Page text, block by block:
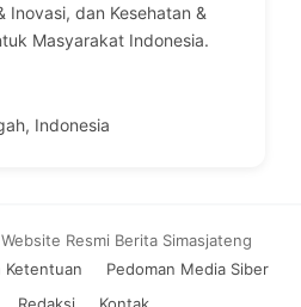
Inovasi, dan Kesehatan &
Masyarakat Indonesia.
Indonesia
Ketentuan
Pedoman Media Siber
Resmi Berita Simasjateng